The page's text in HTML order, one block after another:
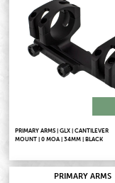
PRIMARY ARMS | GLX | CANTILEVER
MOUNT | 0 MOA | 34MM | BLACK
PRIMARY ARMS